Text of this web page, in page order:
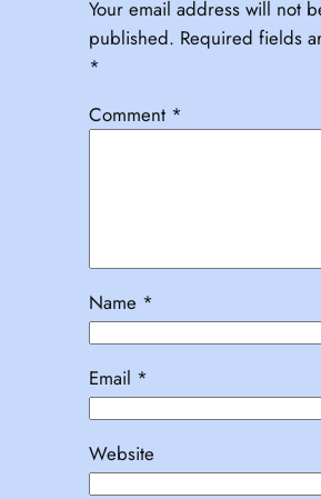
Your email address will not
published. Required fields
*
Comment *
Name *
Email *
Website